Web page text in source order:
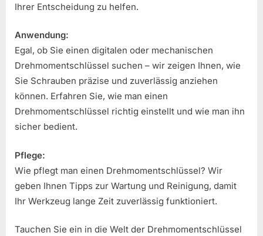
Ihrer Entscheidung zu helfen.
Anwendung:
Egal, ob Sie einen digitalen oder mechanischen
Drehmomentschlüssel suchen – wir zeigen Ihnen, wie
Sie Schrauben präzise und zuverlässig anziehen
können. Erfahren Sie, wie man einen
Drehmomentschlüssel richtig einstellt und wie man ihn
sicher bedient.
Pflege:
Wie pflegt man einen Drehmomentschlüssel? Wir
geben Ihnen Tipps zur Wartung und Reinigung, damit
Ihr Werkzeug lange Zeit zuverlässig funktioniert.
Tauchen Sie ein in die Welt der Drehmomentschlüssel